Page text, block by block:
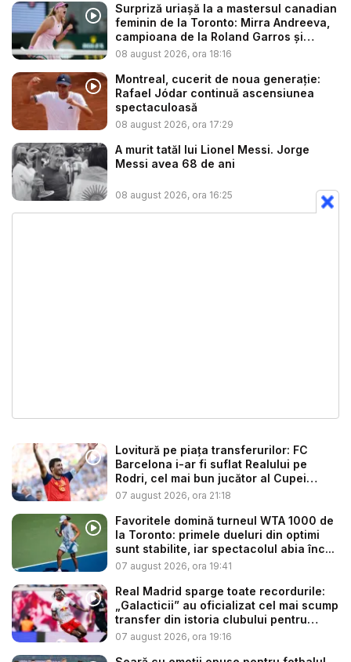
Surpriză uriașă la a mastersul canadian
feminin de la Toronto: Mirra Andreeva,
campioana de la Roland Garros și
favo...
08 august 2026, ora 18:16
Montreal, cucerit de noua generație:
Rafael Jódar continuă ascensiunea
spectaculoasă
08 august 2026, ora 17:29
A murit tatăl lui Lionel Messi. Jorge
Messi avea 68 de ani
08 august 2026, ora 16:25
Lovitură pe piața transferurilor: FC
Barcelona i-ar fi suflat Realului pe
Rodri, cel mai bun jucător al Cupei
Mon...
07 august 2026, ora 21:18
Favoritele domină turneul WTA 1000 de
la Toronto: primele dueluri din optimi
sunt stabilite, iar spectacolul abia înc...
07 august 2026, ora 19:41
Real Madrid sparge toate recordurile:
„Galacticii” au oficializat cel mai scump
transfer din istoria clubului pentru
sup...
07 august 2026, ora 19:16